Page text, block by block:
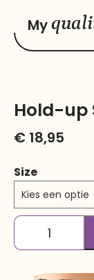
My
Hold-up
€ 18,95
Size